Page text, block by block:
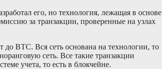
его, но технология, лежащая в основе
за транзакции, проверенные на узлах
BTC. Вся сеть основана на технологии, то
сеть. Все такие транзакции
учета, то есть в блокчейне.